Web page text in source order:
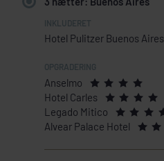
Hotel Pulitzer Buenos Aires
Anselmo
Hotel Carles
Legado Mitico
Alvear Palace Hotel